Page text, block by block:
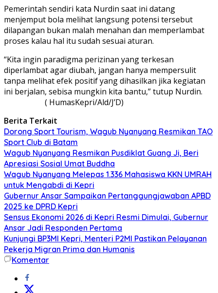
Pemerintah sendiri kata Nurdin saat ini datang
menjemput bola melihat langsung potensi tersebut
dilapangan bukan malah menahan dan memperlambat
proses kalau hal itu sudah sesuai aturan.
“Kita ingin paradigma perizinan yang terkesan
diperlambat agar diubah, jangan hanya mempersulit
tanpa melihat efek positif yang dihasilkan jika kegiatan
ini berjalan, sebisa mungkin kita bantu,” tutup Nurdin.
( HumasKepri/Ald/J’D)
Berita Terkait
Dorong Sport Tourism, Wagub Nyanyang Resmikan TAO
Sport Club di Batam
Wagub Nyanyang Resmikan Pusdiklat Guang Ji, Beri
Apresiasi Sosial Umat Buddha
Wagub Nyanyang Melepas 1.336 Mahasiswa KKN UMRAH
untuk Mengabdi di Kepri
Gubernur Ansar Sampaikan Pertanggungjawaban APBD
2025 ke DPRD Kepri
Sensus Ekonomi 2026 di Kepri Resmi Dimulai, Gubernur
Ansar Jadi Responden Pertama
Kunjungi BP3MI Kepri, Menteri P2MI Pastikan Pelayanan
Pekerja Migran Prima dan Humanis
Komentar